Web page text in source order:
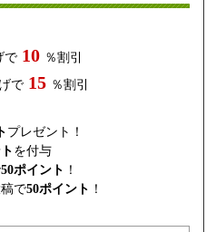
で 10 ％割引
で 15 ％割引
プレゼント！
を付与
50ポイント ！
で50ポイント ！